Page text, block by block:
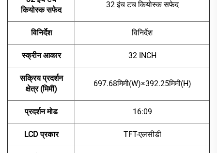
कियोस्क सफेद
32 इंच टच कियोस्क सफेद
विनिर्देश विनिर्देश
स्क्रीन आकार 32 INCH
सक्रिय प्रदर्शन
क्षेत्र (मिमी)
697.68मिमी(W)×392.25मिमी(H)
प्रदर्शन मोड 16:09
LCD प्रकार TFT-एलसीडी